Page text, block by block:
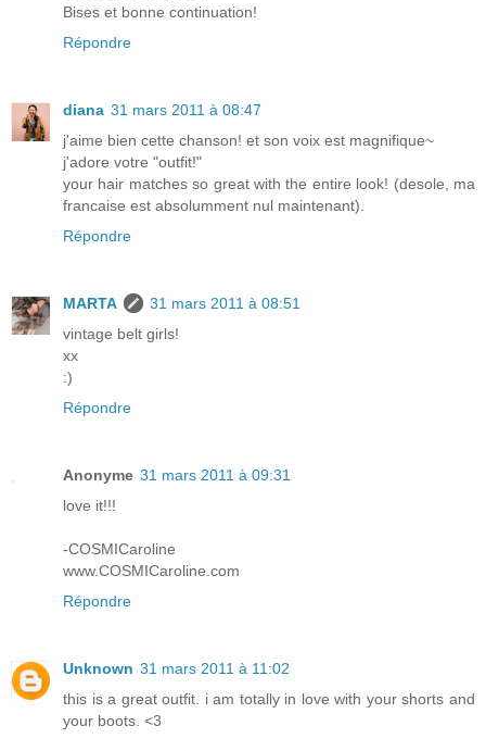
Bises et bonne continuation!
Répondre
diana 31 mars 2011 à 08:47
j'aime bien cette chanson! et son voix est magnifique~
j'adore votre "outfit!"
your hair matches so great with the entire look! (desole, ma
francaise est absolumment nul maintenant).
Répondre
MARTA
31 mars 2011 à 08:51
vintage belt girls!
xx
:)
Répondre
Anonyme 31 mars 2011 à 09:31
love it!!!
-COSMICaroline
www.COSMICaroline.com
Répondre
Unknown 31 mars 2011 à 11:02
this is a great outfit. i am totally in love with your shorts and
your boots. <3